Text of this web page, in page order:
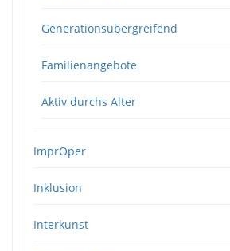
Generationsübergreifend
Familienangebote
Aktiv durchs Alter
ImprOper
Inklusion
Interkunst